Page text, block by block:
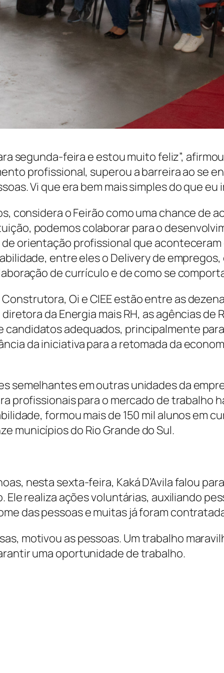
segunda-feira e estou muito feliz”,
profissional, superou a barreira ao se
Vi que era bem mais simples do que eu
considera o Feirão como uma chance de
podemos colaborar para o
orientação profissional que aconteceram
entre eles o Delivery de
de currículo e de como se
Construtora, Oi e CIEE estão entre as
da Energia mais RH, as agências
adequados, principalmente
da iniciativa para a retomada da
semelhantes em outras unidades da
profissionais para o mercado de trabalho
formou mais de 150 mil alunos em
municípios do Rio Grande do Sul.
nesta sexta-feira, Kaká D’Avila falou
realiza ações voluntárias, auxiliando
das pessoas e muitas já foram
motivou as pessoas. Um trabalho
uma oportunidade de trabalho.